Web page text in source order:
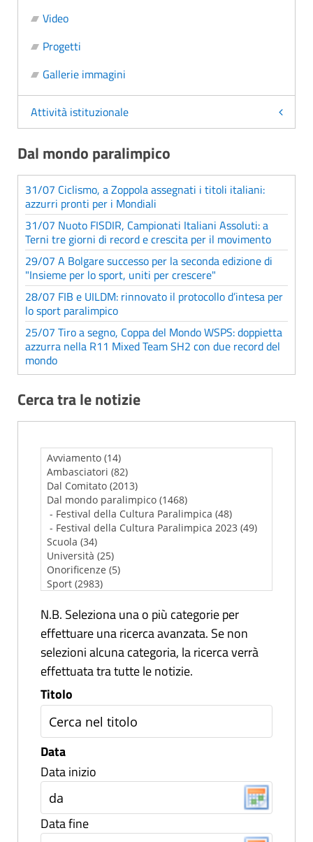
Video
Progetti
Gallerie immagini
Attività istituzionale
Dal mondo paralimpico
31/07 Ciclismo, a Zoppola assegnati i titoli italiani:
azzurri pronti per i Mondiali
31/07 Nuoto FISDIR, Campionati Italiani Assoluti: a
Terni tre giorni di record e crescita per il movimento
29/07 A Bolgare successo per la seconda edizione di
"Insieme per lo sport, uniti per crescere"
28/07 FIB e UILDM: rinnovato il protocollo d’intesa per
lo sport paralimpico
25/07 Tiro a segno, Coppa del Mondo WSPS: doppietta
azzurra nella R11 Mixed Team SH2 con due record del
mondo
Cerca tra le notizie
N.B. Seleziona una o più categorie per
effettuare una ricerca avanzata. Se non
selezioni alcuna categoria, la ricerca verrà
effettuata tra tutte le notizie.
Titolo
Data
Data inizio
Data fine